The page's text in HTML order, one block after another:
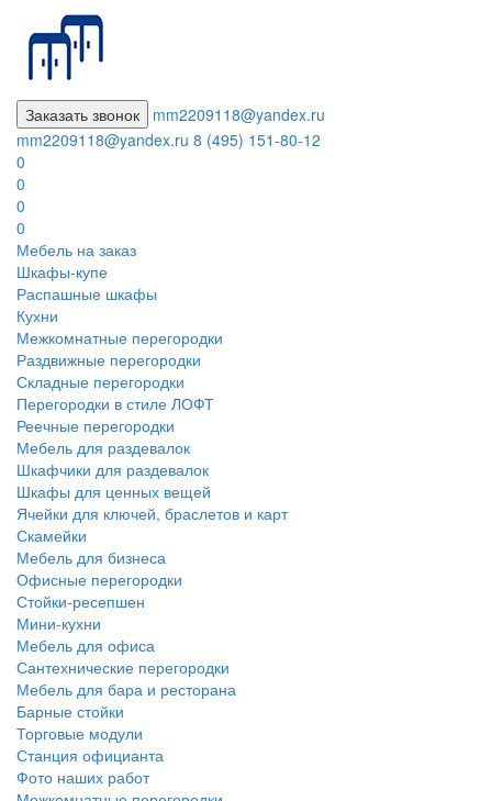
Заказать звонок
mm2209118@yandex.ru
mm2209118@yandex.ru 8 (495) 151-80-12
0
0
0
0
Мебель на заказ
Шкафы-купе
Распашные шкафы
Кухни
Межкомнатные перегородки
Раздвижные перегородки
Складные перегородки
Перегородки в стиле ЛОФТ
Реечные перегородки
Мебель для раздевалок
Шкафчики для раздевалок
Шкафы для ценных вещей
Ячейки для ключей, браслетов и карт
Скамейки
Мебель для бизнеса
Офисные перегородки
Стойки-ресепшен
Мини-кухни
Мебель для офиса
Сантехнические перегородки
Мебель для бара и ресторана
Барные стойки
Торговые модули
Станция официанта
Фото наших работ